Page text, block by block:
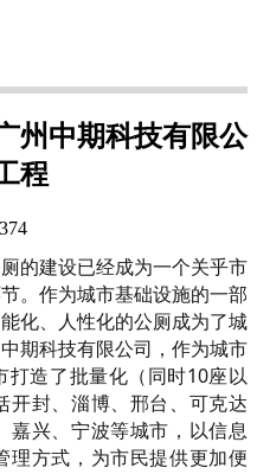
州中期科技有限公
程
的建设已经成为一个关乎市
。作为城市基础设施的一部
化、人性化的公厕成为了城
期科技有限公司，作为城市
打造了批量化（同时10座以
开封、淄博、邢台、可克达
嘉兴、宁波等城市，以信息
理方式，为市民提供更加便